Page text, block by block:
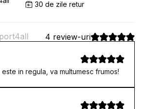
30 de zile retur
4 review-uri
in regula, va multumesc frumos!